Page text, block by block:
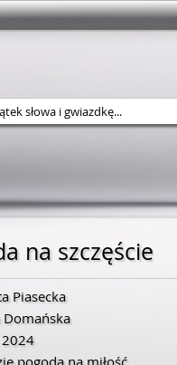
na szczęście
Piasecka
Domańska
pogoda na miłość